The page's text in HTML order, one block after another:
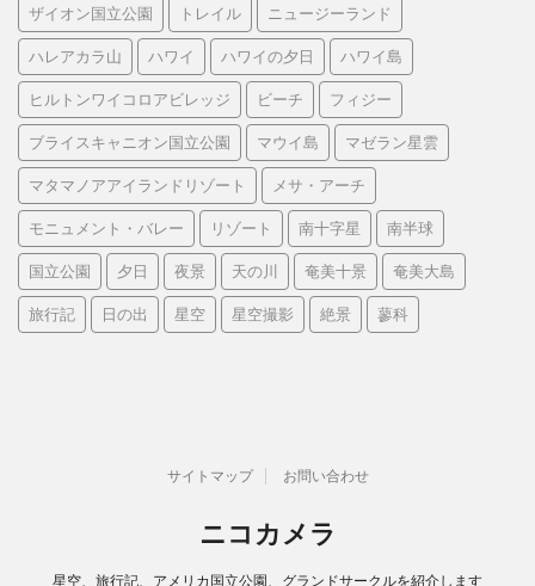
ザイオン国立公園 トレイル ニュージーランド
ハレアカラ山 ハワイ ハワイの夕日 ハワイ島
ヒルトンワイコロアビレッジ ビーチ フィジー
ブライスキャニオン国立公園 マウイ島 マゼラン星雲
マタマノアアイランドリゾート メサ・アーチ
モニュメント・バレー リゾート 南十字星 南半球
国立公園 夕日 夜景 天の川 奄美十景 奄美大島
旅行記 日の出 星空 星空撮影 絶景 蓼科
サイトマップ お問い合わせ
ニコカメラ
星空、旅行記、アメリカ国立公園、グランドサークルを紹介します